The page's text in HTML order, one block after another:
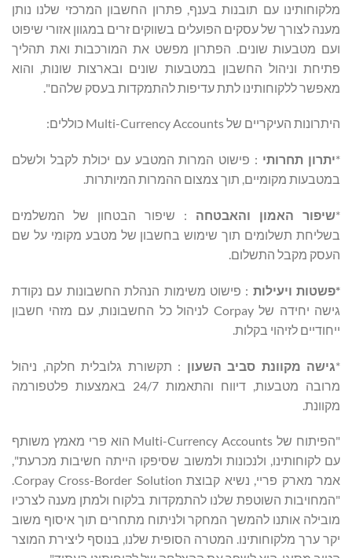
מלקוחותינו עם תובנות בענף, פתרון החשבון המרכזי שלנו נותן
מענה לצורך של עסקים הפועלים בשווקים זרים במגוון אזורי שיפוט
ועם מטבעות שונים. הפתרון מפשט את המורכבות ואת תהליך
פתיחת וניהול החשבון במטבעות שונים ובארצות שונות, והוא
מאפשר ללקוחותינו לתת עדיפות להתמקדות בעסק שלהם".
היתרונות העיקריים של Multi-Currency Accounts כוללים:
*יתרון תחרותי : פישוט המרות המטבע עם יכולת לקבל ולשלם
במטבעות מקומיים, תוך צמצום ההמרות המיותרות.
*שיפור האמון והאבטחה : שיפור הבטחון של המשלמים
בשליחת תשלומים תוך שימוש בחשבון של מטבע מקומי על שם
העסק מקבל התשלום.
*פשטות ויעילות : פישוט משימות הנהלת החשבונות עם נקודת
גישה יחידה של Corpay לניהול כל החשבונות, עם מזהי חשבון
ייחודיים לזיהוי בקלות.
*גישה מקוונת סביב השעון : תקשורת גלובלית חלקה, ניהול
מרובה מטבעות, דיווח והתאמות 24/7 באמצעות פלטפורמה
מקוונת.
"הפיתוח של Multi-Currency Accounts הוא פרי מאמץ משותף
עם לקוחותינו, ולנכונות ולמשוב שסיפקו הייתה חשיבות מכרעת",
אמר מארק פריי, נשיא קבוצת Corpay Cross-Border Solution.
"המחויבות השוטפת שלנו להתמקדות בלקוח ולמתן מענה לצרכיו
מובילה אותנו להמשך המחקר ולניתוח מתחרים תוך איסוף משוב
יקר ערך מלקוחותינו. המטרה הסופית שלנו, בנוסף ליצירת המוצר